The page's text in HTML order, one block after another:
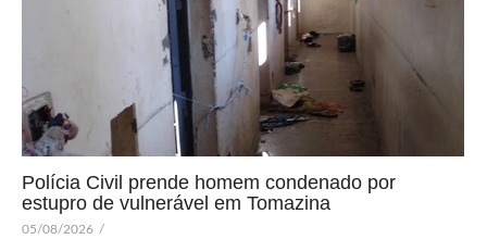
Polícia Civil prende homem condenado por
estupro de vulnerável em Tomazina
05/08/2026 /